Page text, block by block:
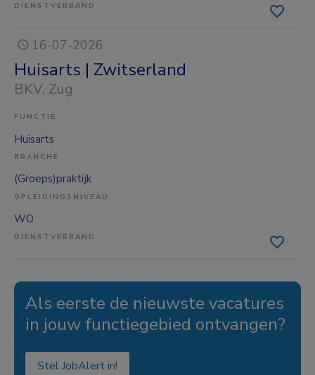
DIENSTVERBAND
16-07-2026
Huisarts | Zwitserland
BKV, Zug
FUNCTIE
Huisarts
BRANCHE
(Groeps)praktijk
OPLEIDINGSNIVEAU
WO
DIENSTVERBAND
Als eerste de nieuwste vacatures
in jouw functiegebied ontvangen?
Stel JobAlert in!